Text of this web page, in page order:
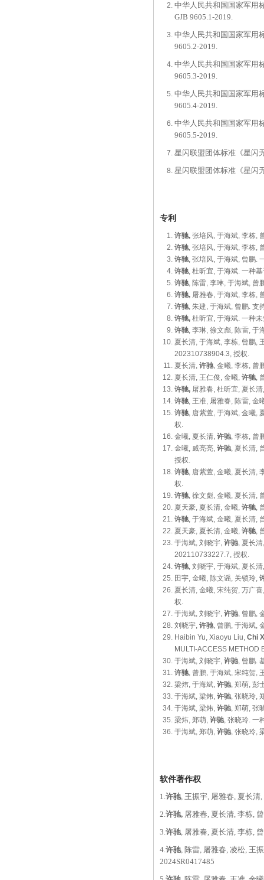
中华人民共和国国家军用
GJB 9605.1-2019.
中华人民共和国国家军用
9605.2-2019.
中华人民共和国国家军用
9605.3-2019.
中华人民共和国国家军用
9605.4-2019.
中华人民共和国国家军用
9605.5-2019.
星闪联盟团体标准《星闪
星闪联盟团体标准《星闪
专利
许驰, 张培风, 于海斌, 李栋,
许驰, 张培风, 于海斌, 李栋,
许驰, 张培风, 于海斌, 曾鹏.
许驰, 杜昕宜, 于海斌. 一种
许驰, 陈雷, 李琳, 于海斌, 曾
许驰, 屠雅春, 于海斌, 李栋,
许驰, 朱建, 于海斌, 曾鹏.
许驰, 杜昕宜, 于海斌. 一种
许驰, 李琳, 徐文彪, 陈雷, 于
夏长清, 于海斌, 李栋, 曾鹏,
202310738904.3, 授权.
夏长清, 许驰, 金曦, 李栋, 曾
夏长清, 王仁俊, 金曦, 许驰,
许驰, 屠雅春, 杜昕宜, 夏长
许驰, 王准, 屠雅春, 陈雷, 金
许驰, 唐紫萱, 于海斌, 金曦,
权.
金曦, 夏长清, 许驰, 李栋, 曾
金曦, 戚亮亮, 许驰, 夏长清,
授权.
许驰, 唐紫萱, 金曦, 夏长清,
权.
许驰, 徐文彪, 金曦, 夏长清,
夏天豪, 夏长清, 金曦, 许驰,
许驰, 于海斌, 金曦, 夏长清,
夏天豪, 夏长清, 金曦, 许驰,
于海斌, 刘晓宇, 许驰, 夏长
202110733227.7, 授权.
许驰, 刘晓宇, 于海斌, 夏长
田宇, 金曦, 陈文谣, 关锁玲,
夏长清, 金曦, 宋纯贺, 万广
权.
于海斌, 刘晓宇, 许驰, 曾鹏,
刘晓宇, 许驰, 曾鹏, 于海斌,
Haibin Yu, Xiaoyu Liu, Chi
MULTI-ACCESS METHOD
于海斌, 刘晓宇, 许驰, 曾鹏.
许驰, 曾鹏, 于海斌, 宋纯贺,
梁炜, 于海斌, 许驰, 郑萌, 彭
于海斌, 梁炜, 许驰, 张晓玲,
于海斌, 梁炜, 许驰, 郑萌, 张
梁炜, 郑萌, 许驰, 张晓玲. 一
于海斌, 郑萌, 许驰, 张晓玲,
软件著作权
1.许驰, 王振宇, 屠雅春, 夏长清
2.许驰, 屠雅春, 夏长清, 李栋,
3.许驰, 屠雅春, 夏长清, 李栋,
4.许驰, 陈雷, 屠雅春, 凌松, 王
2024SR0417485